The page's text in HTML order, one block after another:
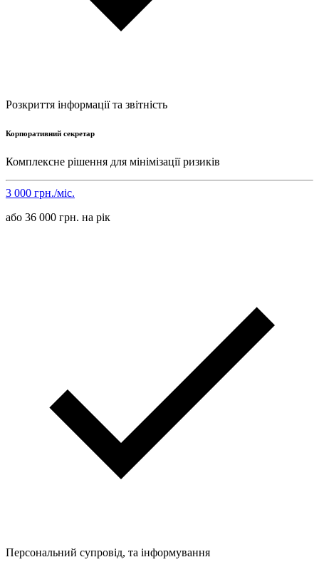
Розкриття інформації та звітність
Корпоративний секретар
Комплексне рішення для мінімізації ризиків
3 000 грн./міс.
або 36 000 грн. на рік
Персональний супровід, та інформування